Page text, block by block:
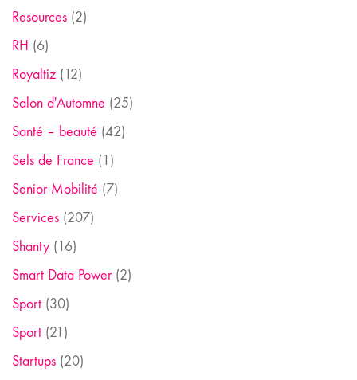
Resources (2)
RH (6)
Royaltiz (12)
Salon d'Automne (25)
Santé – beauté (42)
Sels de France (1)
Senior Mobilité (7)
Services (207)
Shanty (16)
Smart Data Power(2)
Sport (30)
Sport (21)
Startups (20)